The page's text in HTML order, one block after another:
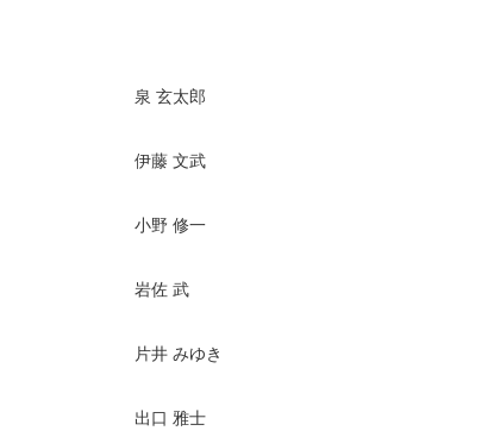
泉 玄太郎
伊藤 文武
小野 修一
岩佐 武
片井 みゆき
出口 雅士